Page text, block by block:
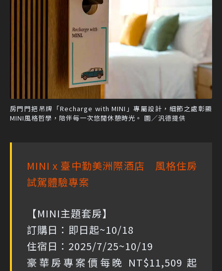
房門門把吊牌「Recharge with MINI」專屬設計，細節之處彰顯
MINI風格哲學，陪伴每一次悠閒休憩時光。 圖／汎德提供
MINI x 臺中勤美洲際酒店 風格住房
試駕體驗專案
【MINI主題套房】
訂購日：即日起~10/18
住宿日：2025/7/25~10/19
豪華房專案價每晚 NT$11,509 起